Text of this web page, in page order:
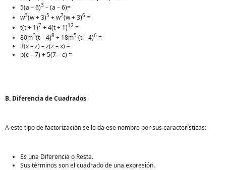
5(a – 6)3 – (a – 6)=
w3(w + 3)5 + w7(w + 3)6 =
t(t + 1)7 + 4(t + 1)12 =
80m3(t – 4)8 + 18m5 (t – 4)6 =
3(x – z) – z(z – x) =
p(c – 7) + 5(7 – c) =
B. Diferencia de Cuadrados
A este tipo de factorización se le da ese nombre por sus características:
Es una Diferencia o Resta.
Sus términos son el cuadrado de una expresión.